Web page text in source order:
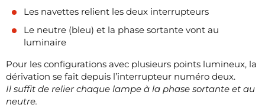
Les navettes relient les deux interrupteurs
Le neutre (bleu) et la phase sortante vont au
luminaire
Pour les configurations avec plusieurs points lumineux, la
dérivation se fait depuis l’interrupteur numéro deux.
Il suffit de relier chaque lampe à la phase sortante et au
neutre.